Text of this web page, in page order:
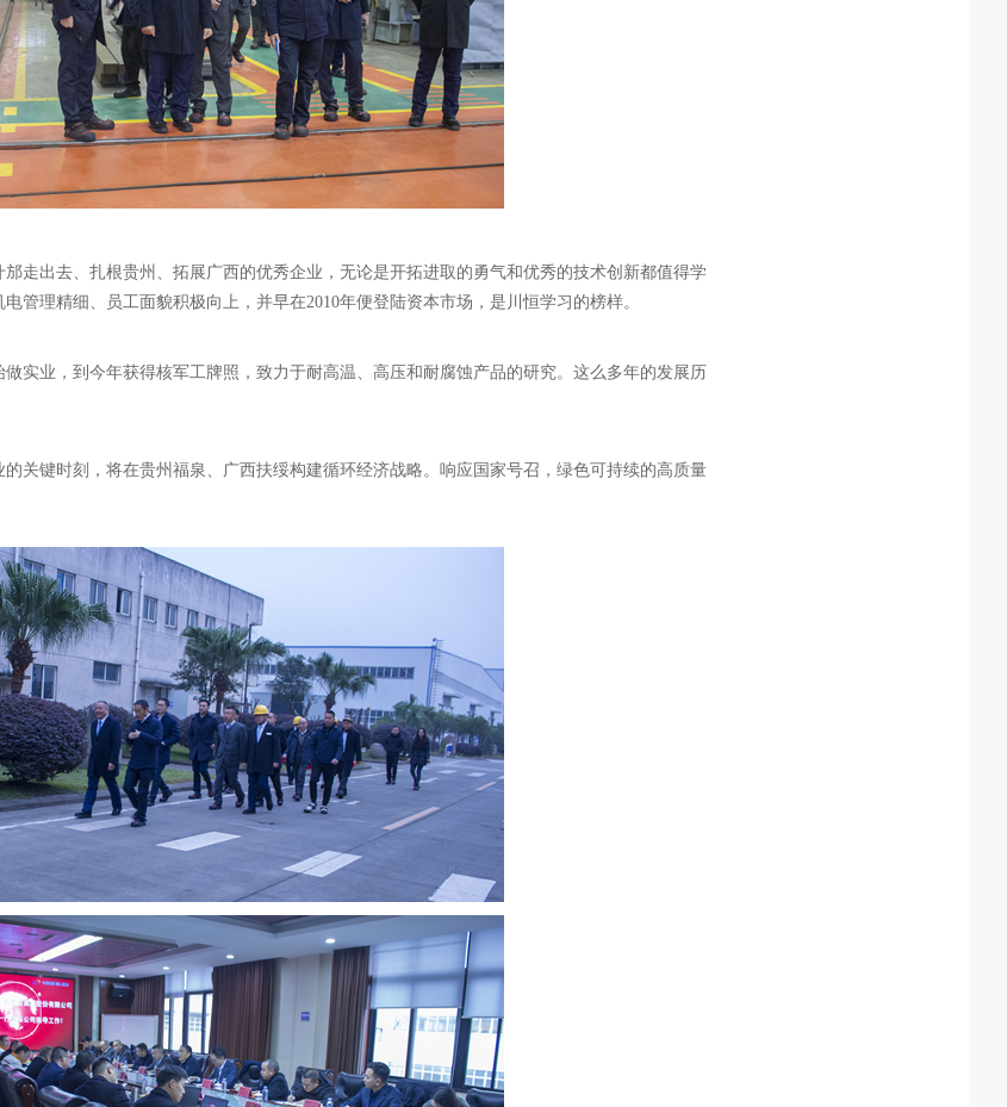
走出去、扎根贵州、拓展广西的优秀企业，无论是开拓进取的勇气和优秀的技术创新都值得学
管理精细、员工面貌积极向上，并早在2010年便登陆资本市场，是川恒学习的榜样。
做实业，到今年获得核军工牌照，致力于耐高温、高压和耐腐蚀产品的研究。这么多年的发展历
关键时刻，将在贵州福泉、广西扶绥构建循环经济战略。响应国家号召，绿色可持续的高质量